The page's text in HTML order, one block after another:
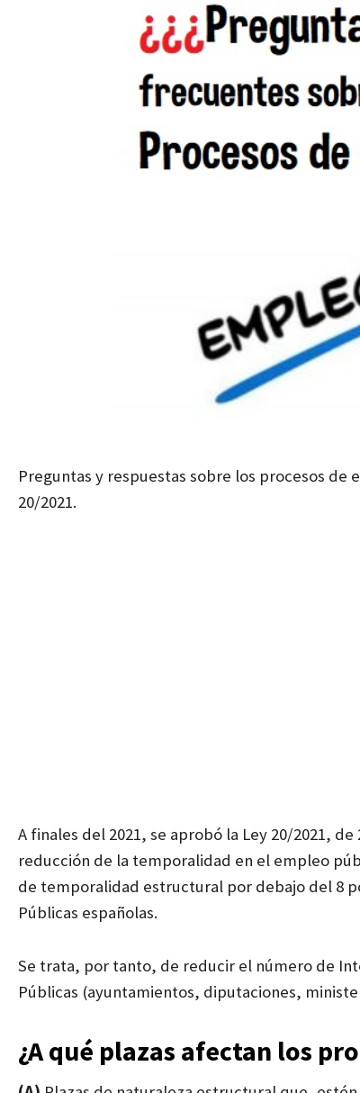
Preguntas y respuestas sobre los procesos
20/2021.
A finales del 2021, se aprobó la Ley 20/2021,
reducción de la temporalidad en el empleo
de temporalidad estructural por debajo del 8
Públicas españolas.
Se trata, por tanto, de reducir el número de
Públicas (ayuntamientos, diputaciones,
¿A qué plazas afectan los